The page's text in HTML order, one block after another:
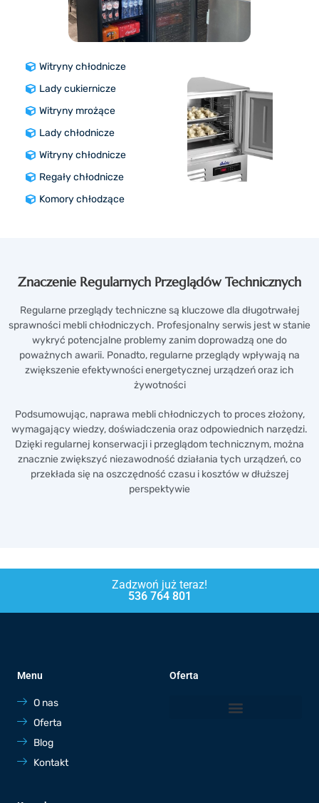
Witryny chłodnicze
Lady cukiernicze
Witryny mrożące
Lady chłodnicze
Witryny chłodnicze
Regały chłodnicze
Komory chłodzące
Znaczenie Regularnych Przeglądów Technicznych
Regularne przeglądy techniczne są kluczowe dla długotrwałej
sprawności mebli chłodniczych. Profesjonalny serwis jest w stanie
wykryć potencjalne problemy zanim doprowadzą one do
poważnych awarii. Ponadto, regularne przeglądy wpływają na
zwiększenie efektywności energetycznej urządzeń oraz ich
żywotności
Podsumowując, naprawa mebli chłodniczych to proces złożony,
wymagający wiedzy, doświadczenia oraz odpowiednich narzędzi.
Dzięki regularnej konserwacji i przeglądom technicznym, można
znacznie zwiększyć niezawodność działania tych urządzeń, co
przekłada się na oszczędność czasu i kosztów w dłuższej
perspektywie
Zadzwoń już teraz!
536 764 801
Menu
O nas
Oferta
Blog
Kontakt
Oferta